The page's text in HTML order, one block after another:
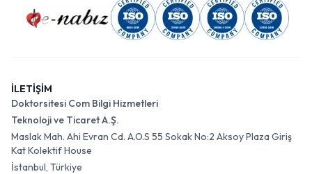
İLETİŞİM
Doktorsitesi Com Bilgi Hizmetleri
Teknoloji ve Ticaret A.Ş.
Maslak Mah. Ahi Evran Cd. A.O.S 55 Sokak No:2 Aksoy Plaza Giriş
Kat Kolektif House
İstanbul, Türkiye